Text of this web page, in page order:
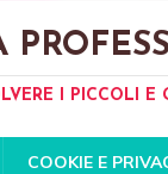
I PICCOLI E
COOKIE E